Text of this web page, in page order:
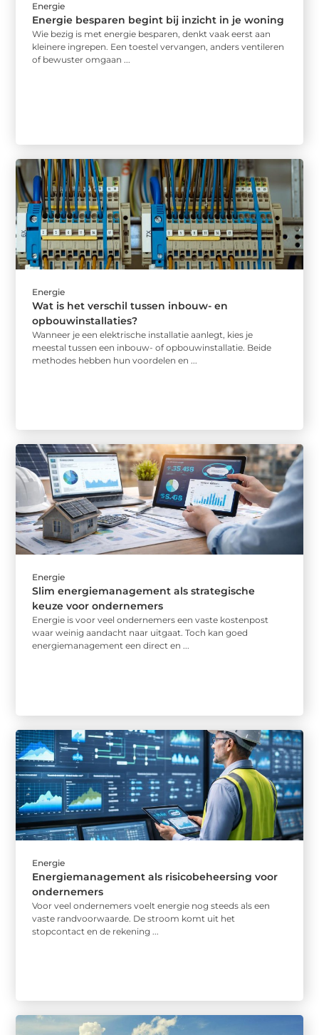
Energie
Energie besparen begint bij inzicht in je woning
Wie bezig is met energie besparen, denkt vaak eerst aan
kleinere ingrepen. Een toestel vervangen, anders ventileren
of bewuster omgaan ...
Energie
Wat is het verschil tussen inbouw- en
opbouwinstallaties?
Wanneer je een elektrische installatie aanlegt, kies je
meestal tussen een inbouw- of opbouwinstallatie. Beide
methodes hebben hun voordelen en ...
Energie
Slim energiemanagement als strategische
keuze voor ondernemers
Energie is voor veel ondernemers een vaste kostenpost
waar weinig aandacht naar uitgaat. Toch kan goed
energiemanagement een direct en ...
Energie
Energiemanagement als risicobeheersing voor
ondernemers
Voor veel ondernemers voelt energie nog steeds als een
vaste randvoorwaarde. De stroom komt uit het
stopcontact en de rekening ...